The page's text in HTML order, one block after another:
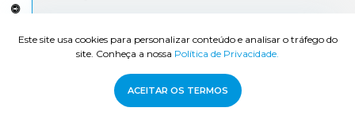
Este site usa cookies para personalizar conteúdo e analisar o tráfego do
site. Conheça a nossa Política de Privacidade.
ACEITAR OS TERMOS
A
© 2026 Prefeitura de Bertioga - Todos os direitos reservados.
Desenvolvido por